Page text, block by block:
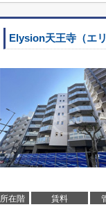
Elysion天王寺（エ
所在階 賃料